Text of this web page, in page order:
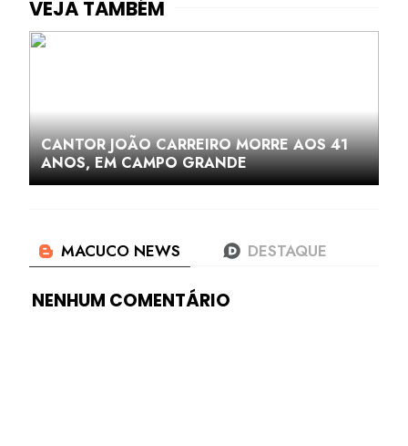
CANTOR JOÃO CARREIRO MORRE AOS 41
ANOS, EM CAMPO GRANDE
NENHUM COMENTÁRIO